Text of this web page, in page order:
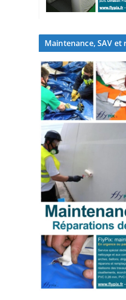
Maintenance, SAV et